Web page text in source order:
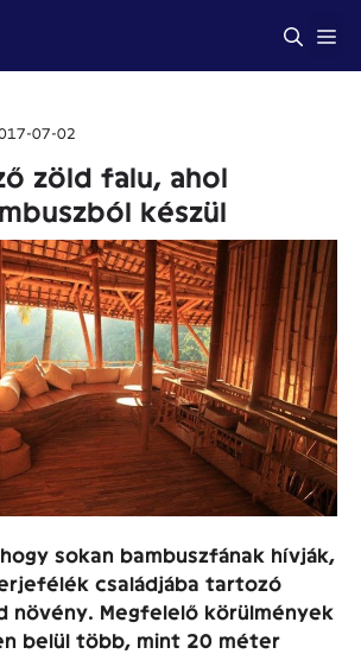
07-02
zöld falu, ahol
készül
sokan bambuszfának hívják,
családjába tartozó
növény. Megfelelő körülmények
belül több, mint 20 méter